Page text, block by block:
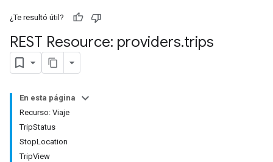
¿Te resultó útil?
REST Resource: providers.trips
En esta página
Recurso: Viaje
TripStatus
StopLocation
TripView